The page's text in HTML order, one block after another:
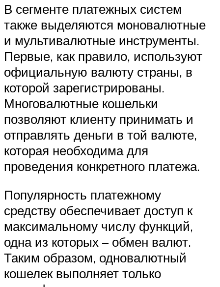
В сегменте платежных систем
также выделяются моновалютные
и мультивалютные инструменты.
Первые, как правило, используют
официальную валюту страны, в
которой зарегистрированы.
Многовалютные кошельки
позволяют клиенту принимать и
отправлять деньги в той валюте,
которая необходима для
проведения конкретного платежа.
Популярность платежному
средству обеспечивает доступ к
максимальному числу функций,
одна из которых – обмен валют.
Таким образом, одновалютный
кошелек выполняет только